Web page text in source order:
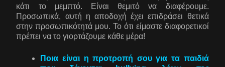
κάτι το μεμπτό. Είναι θεμιτό να διαφέρουμε.
Προσωπικά, αυτή η αποδοχή έχει επιδράσει θετικά
στην προσωπικότητά μου. Το ότι είμαστε διαφορετικοί
πρέπει να το γιορτάζουμε κάθε μέρα!
Ποια είναι η προτροπή σου για τα παιδιά